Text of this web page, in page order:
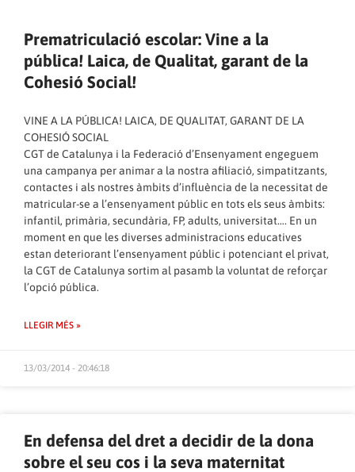
Prematriculació escolar: Vine a la
pública! Laica, de Qualitat, garant de la
Cohesió Social!
VINE A LA PÚBLICA! LAICA, DE QUALITAT, GARANT DE LA
COHESIÓ SOCIAL
CGT de Catalunya i la Federació d’Ensenyament engeguem
una campanya per animar a la nostra afiliació, simpatitzants,
contactes i als nostres àmbits d’influència de la necessitat de
matricular-se a l’ensenyament públic en tots els seus àmbits:
infantil, primària, secundària, FP, adults, universitat…. En un
moment en que les diverses administracions educatives
estan deteriorant l’ensenyament públic i potenciant el privat,
la CGT de Catalunya sortim al pasamb la voluntat de reforçar
l’opció pública.
LLEGIR MÉS »
13/03/2014 - 20:46:18
En defensa del dret a decidir de la dona
sobre el seu cos i la seva maternitat